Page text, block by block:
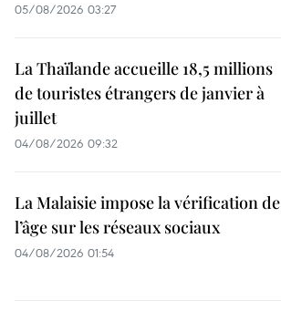
05/08/2026 03:27
La Thaïlande accueille 18,5 millions
de touristes étrangers de janvier à
juillet
04/08/2026 09:32
La Malaisie impose la vérification de
l’âge sur les réseaux sociaux
04/08/2026 01:54